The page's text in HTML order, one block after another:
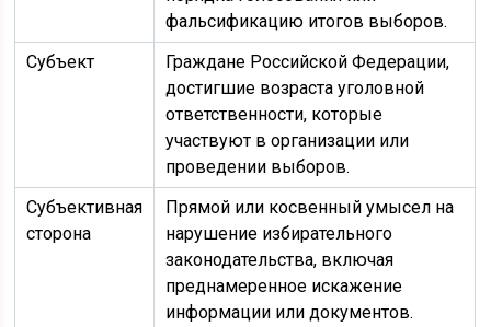
фальсификацию итогов выборов.
Субъект
Граждане Российской Федерации,
достигшие возраста уголовной
ответственности, которые
участвуют в организации или
проведении выборов.
Субъективная
сторона
Прямой или косвенный умысел на
нарушение избирательного
законодательства, включая
преднамеренное искажение
информации или документов.